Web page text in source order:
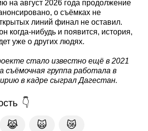
на август 2026 года продолжение
о съёмках не
линий финал не оставил.
когда-нибудь и появится, история,
уже о других людях.
стало известно ещё в 2021
съёмочная группа работала в
в кадре сыграл Дагестан.
😹 🙀 😿